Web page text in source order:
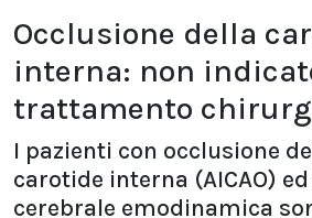
Occlusione della
interna: non
trattamento
I pazienti con occlusione
carotide interna (AICAO)
cerebrale emodinamica